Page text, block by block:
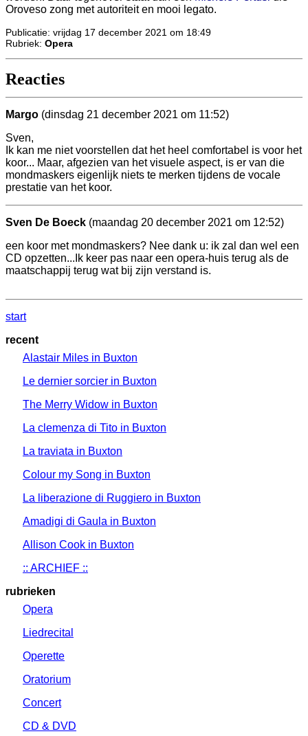
Oroveso zong met autoriteit en mooi legato.
Publicatie: vrijdag 17 december 2021 om 18:49
Rubriek: Opera
Reacties
Margo (dinsdag 21 december 2021 om 11:52)
Sven,
Ik kan me niet voorstellen dat het heel comfortabel is voor het
koor... Maar, afgezien van het visuele aspect, is er van die
mondmaskers eigenlijk niets te merken tijdens de vocale
prestatie van het koor.
Sven De Boeck (maandag 20 december 2021 om 12:52)
een koor met mondmaskers? Nee dank u: ik zal dan wel een
CD opzetten...Ik keer pas naar een opera-huis terug als de
maatschappij terug wat bij zijn verstand is.
start
recent
Alastair Miles in Buxton
Le dernier sorcier in Buxton
The Merry Widow in Buxton
La clemenza di Tito in Buxton
La traviata in Buxton
Colour my Song in Buxton
La liberazione di Ruggiero in Buxton
Amadigi di Gaula in Buxton
Allison Cook in Buxton
:: ARCHIEF ::
rubrieken
Opera
Liedrecital
Operette
Oratorium
Concert
CD & DVD